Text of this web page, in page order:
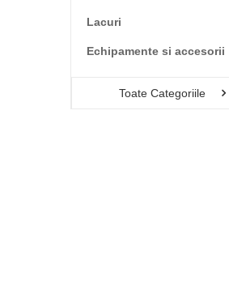
Lacuri
Echipamente si accesorii
Toate Categoriile